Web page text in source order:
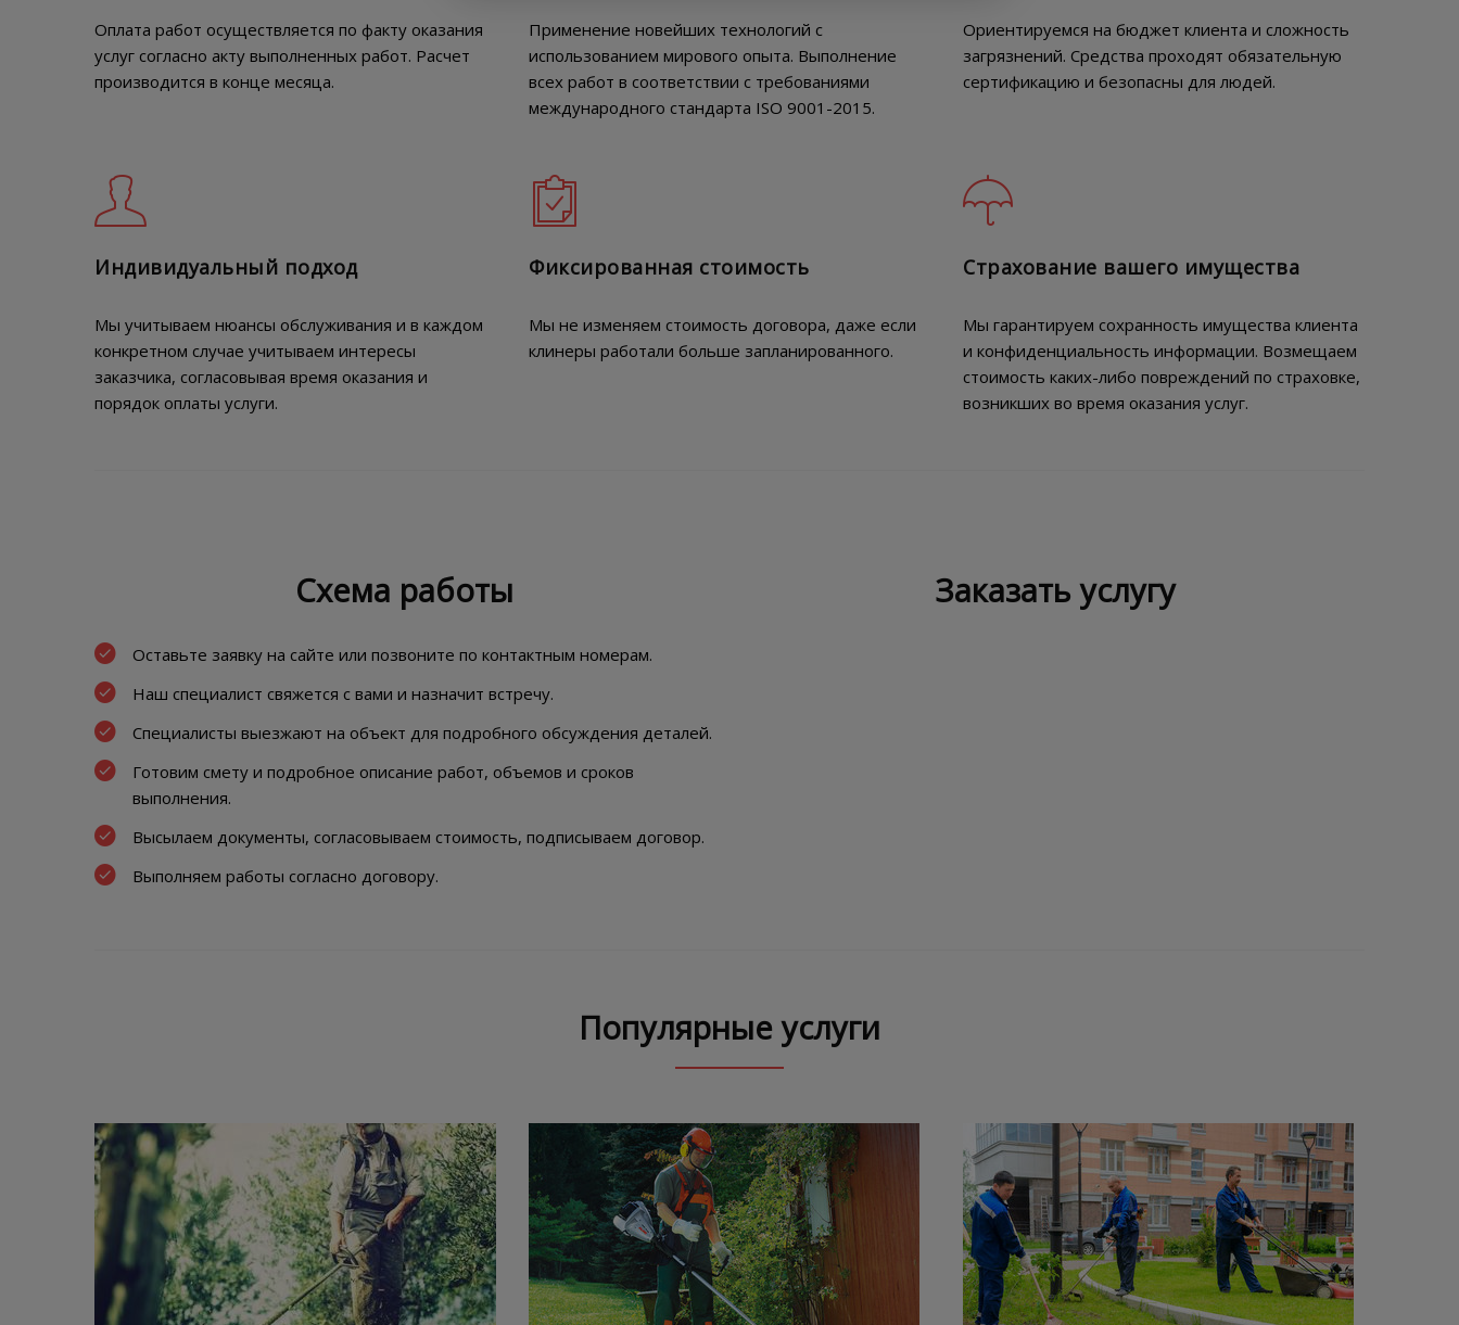
Оплата работ осуществляется по факту оказания
услуг согласно акту выполненных работ. Расчет
производится в конце месяца.
Применение новейших технологий с
использованием мирового опыта. Выполнение
всех работ в соответствии с требованиями
международного стандарта ISO 9001-2015.
Ориентируемся на бюджет клиента и сложность
загрязнений. Средства проходят обязательную
сертификацию и безопасны для людей.
Индивидуальный подход
Мы учитываем нюансы обслуживания и в каждом
конкретном случае учитываем интересы
заказчика, согласовывая время оказания и
порядок оплаты услуги.
Фиксированная стоимость
Мы не изменяем стоимость договора, даже если
клинеры работали больше запланированного.
Страхование вашего имущества
Мы гарантируем сохранность имущества клиента
и конфиденциальность информации. Возмещаем
стоимость каких-либо повреждений по страховке,
возникших во время оказания услуг.
Схема работы
Оставьте заявку на сайте или позвоните по контактным номерам.
Наш специалист свяжется с вами и назначит встречу.
Специалисты выезжают на объект для подробного обсуждения деталей.
Готовим смету и подробное описание работ, объемов и сроков
выполнения.
Высылаем документы, согласовываем стоимость, подписываем договор.
Выполняем работы согласно договору.
Заказать услугу
Популярные услуги